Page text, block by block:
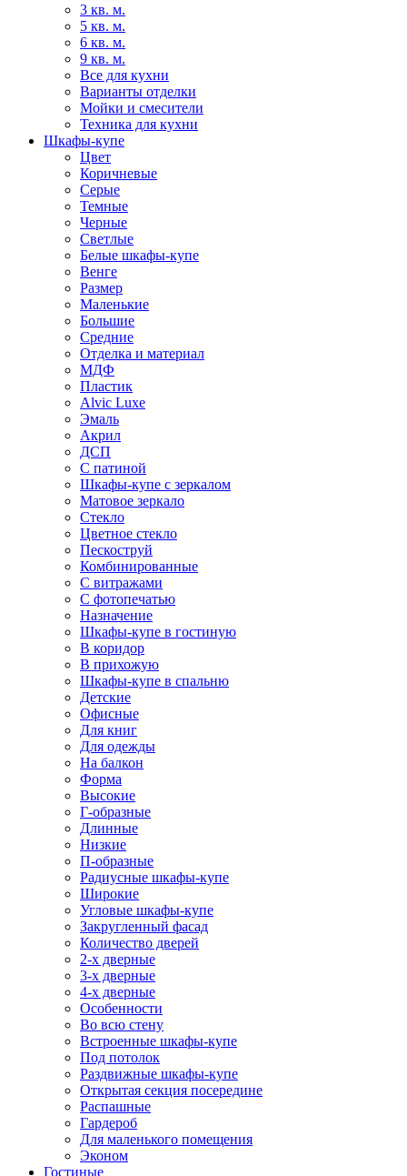
3 кв. м.
5 кв. м.
6 кв. м.
9 кв. м.
Все для кухни
Варианты отделки
Мойки и смесители
Техника для кухни
Шкафы-купе
Цвет
Коричневые
Серые
Темные
Черные
Светлые
Белые шкафы-купе
Венге
Размер
Маленькие
Большие
Средние
Отделка и материал
МДФ
Пластик
Alvic Luxe
Эмаль
Акрил
ДСП
С патиной
Шкафы-купе с зеркалом
Матовое зеркало
Стекло
Цветное стекло
Пескоструй
Комбинированные
С витражами
С фотопечатью
Назначение
Шкафы-купе в гостиную
В коридор
В прихожую
Шкафы-купе в спальню
Детские
Офисные
Для книг
Для одежды
На балкон
Форма
Высокие
Г-образные
Длинные
Низкие
П-образные
Радиусные шкафы-купе
Широкие
Угловые шкафы-купе
Закругленный фасад
Количество дверей
2-х дверные
3-х дверные
4-х дверные
Особенности
Во всю стену
Встроенные шкафы-купе
Под потолок
Раздвижные шкафы-купе
Открытая секция посередине
Распашные
Гардероб
Для маленького помещения
Эконом
Гостиные